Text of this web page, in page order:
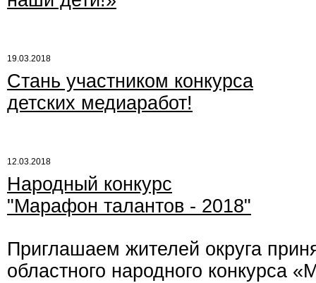
19.03.2018
Стань участником конкурса
детских медиаработ!
12.03.2018
Народный конкурс
"Марафон талантов - 2018"
Приглашаем жителей округа
областного народного конкурса